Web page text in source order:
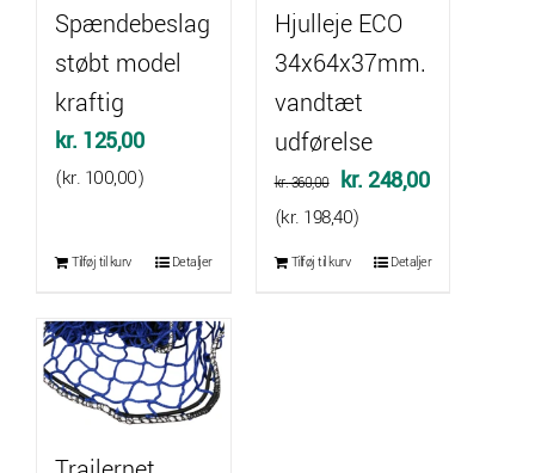
Spændebeslag
støbt model
kraftig
kr. 125,00
(kr. 100,00)
Tilføj til kurv Detaljer
Hjulleje ECO
34x64x37mm.
vandtæt
udførelse
kr.360,00
Den
oprindelige
kr.248,00Den
(kr. 198,40)
Tilføj til kurv Detaljer